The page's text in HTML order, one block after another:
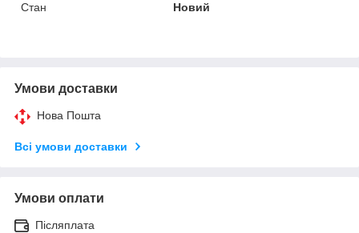
Стан
Новий
Умови доставки
Нова Пошта
Всі умови доставки
Умови оплати
Післяплата